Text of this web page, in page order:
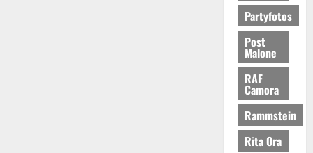
Partyfotos
Post
Malone
RAF
Camora
Rammstein
Rita Ora